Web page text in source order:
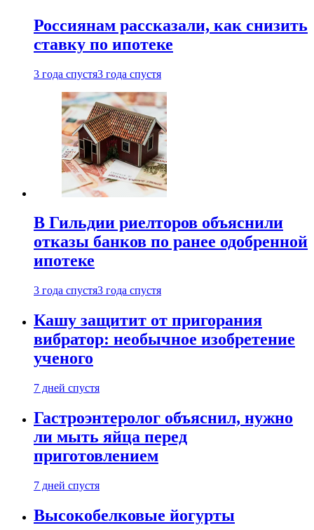
Россиянам рассказали, как снизить
ставку по ипотеке
3 года спустя3 года спустя
В Гильдии риелторов объяснили
отказы банков по ранее одобренной
ипотеке
3 года спустя3 года спустя
Кашу защитит от пригорания
вибратор: необычное изобретение
ученого
7 дней спустя
Гастроэнтеролог объяснил, нужно
ли мыть яйца перед
приготовлением
7 дней спустя
Высокобелковые йогурты